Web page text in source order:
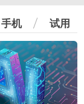
手机 试用